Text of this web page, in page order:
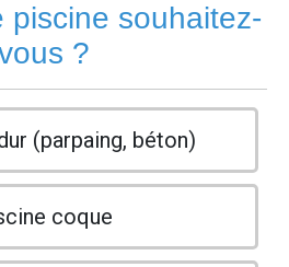
piscine souhaitez-
?
(parpaing, béton)
coque